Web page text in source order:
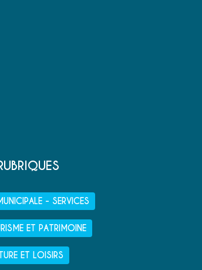
- SERVICES
ET PATRIMOINE
ET LOISIRS